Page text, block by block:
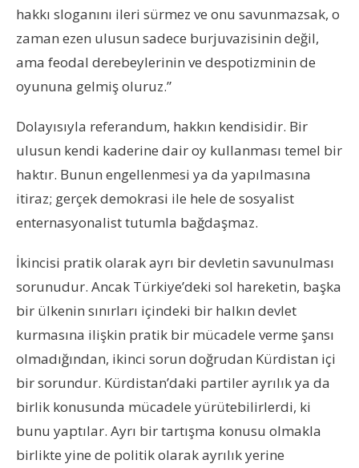
hakkı sloganını ileri sürmez ve onu savunmazsak, o
zaman ezen ulusun sadece burjuvazisinin değil,
ama feodal derebeylerinin ve despotizminin de
oyununa gelmiş oluruz.”
Dolayısıyla referandum, hakkın kendisidir. Bir
ulusun kendi kaderine dair oy kullanması temel bir
haktır. Bunun engellenmesi ya da yapılmasına
itiraz; gerçek demokrasi ile hele de sosyalist
enternasyonalist tutumla bağdaşmaz.
İkincisi pratik olarak ayrı bir devletin savunulması
sorunudur. Ancak Türkiye’deki sol hareketin, başka
bir ülkenin sınırları içindeki bir halkın devlet
kurmasına ilişkin pratik bir mücadele verme şansı
olmadığından, ikinci sorun doğrudan Kürdistan içi
bir sorundur. Kürdistan’daki partiler ayrılık ya da
birlik konusunda mücadele yürütebilirlerdi, ki
bunu yaptılar. Ayrı bir tartışma konusu olmakla
birlikte yine de politik olarak ayrılık yerine